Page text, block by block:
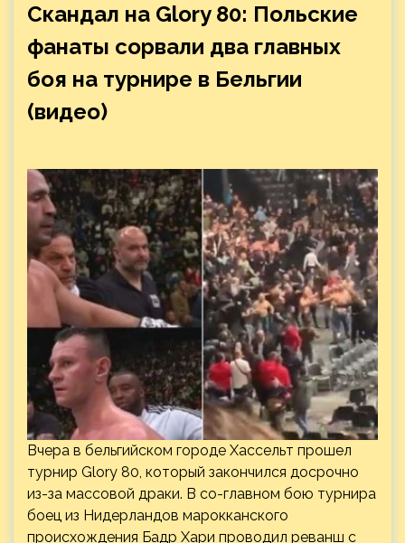
Скандал на Glory 80: Польские
фанаты сорвали два главных
боя на турнире в Бельгии
(видео)
Вчера в бельгийском городе Хассельт прошел
турнир Glory 80, который закончился досрочно
из-за массовой драки. В со-главном бою турнира
боец из Нидерландов марокканского
происхождения Бадр Хари проводил реванш с